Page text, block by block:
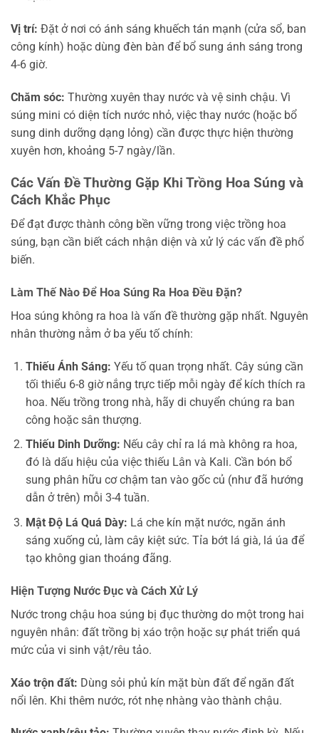
Vị trí: Đặt ở nơi có ánh sáng khuếch tán mạnh (cửa sổ, ban
công kính) hoặc dùng đèn bàn để bổ sung ánh sáng trong
4-6 giờ.
Chăm sóc: Thường xuyên thay nước và vệ sinh chậu. Vì
súng mini có diện tích nước nhỏ, việc thay nước (hoặc bổ
sung dinh dưỡng dạng lỏng) cần được thực hiện thường
xuyên hơn, khoảng 5-7 ngày/lần.
Các Vấn Đề Thường Gặp Khi Trồng Hoa Súng và
Cách Khắc Phục
Để đạt được thành công bền vững trong việc trồng hoa
súng, bạn cần biết cách nhận diện và xử lý các vấn đề phổ
biến.
Làm Thế Nào Để Hoa Súng Ra Hoa Đều Đặn?
Hoa súng không ra hoa là vấn đề thường gặp nhất. Nguyên
nhân thường nằm ở ba yếu tố chính:
Thiếu Ánh Sáng: Yếu tố quan trọng nhất. Cây súng cần
tối thiểu 6-8 giờ nắng trực tiếp mỗi ngày để kích thích ra
hoa. Nếu trồng trong nhà, hãy di chuyển chúng ra ban
công hoặc sân thượng.
Thiếu Dinh Dưỡng: Nếu cây chỉ ra lá mà không ra hoa,
đó là dấu hiệu của việc thiếu Lân và Kali. Cần bón bổ
sung phân hữu cơ chậm tan vào gốc củ (như đã hướng
dẫn ở trên) mỗi 3-4 tuần.
Mật Độ Lá Quá Dày: Lá che kín mặt nước, ngăn ánh
sáng xuống củ, làm cây kiệt sức. Tỉa bớt lá già, lá úa để
tạo không gian thoáng đãng.
Hiện Tượng Nước Đục và Cách Xử Lý
Nước trong chậu hoa súng bị đục thường do một trong hai
nguyên nhân: đất trồng bị xáo trộn hoặc sự phát triển quá
mức của vi sinh vật/rêu tảo.
Xáo trộn đất: Dùng sỏi phủ kín mặt bùn đất để ngăn đất
nổi lên. Khi thêm nước, rót nhẹ nhàng vào thành chậu.